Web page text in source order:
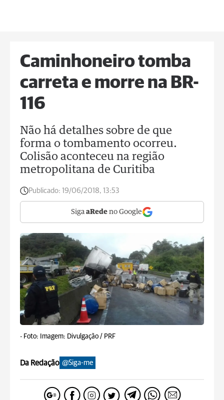
Caminhoneiro tomba
carreta e morre na BR-
116
Não há detalhes sobre de que
forma o tombamento ocorreu.
Colisão aconteceu na região
metropolitana de Curitiba
Publicado: 19/06/2018, 13:53
Siga aRede no Google
- Foto: Imagem: Divulgação / PRF
Da Redação @Siga-me